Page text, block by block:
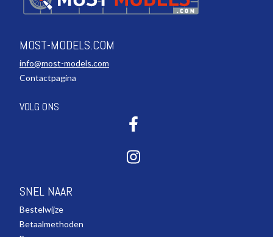
MOST-MODELS.COM
info@most-models.com
Contactpagina
VOLG ONS
SNEL NAAR
Bestelwijze
Betaalmethoden